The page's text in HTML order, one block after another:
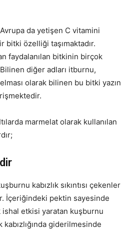
da yetişen C vitamini
özelliği taşımaktadır.
faydalanılan bitkinin birçok
diğer adları itburnu,
olarak bilinen bu bitki yazın
marmelat olarak kullanılan
kabızlık sıkıntısı çekenler
İçeriğindeki pektin sayesinde
ishal etkisi yaratan kuşburnu
giderilmesinde